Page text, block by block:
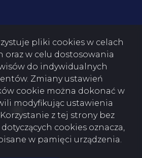
Facebook
pliki cookies w celach
oraz w celu dostosowania
do indywidualnych
Zmiany ustawień
cookie można dokonać w
modyfikując ustawienia
z tej strony bez
cookies oznacza,
w pamięci urządzenia.